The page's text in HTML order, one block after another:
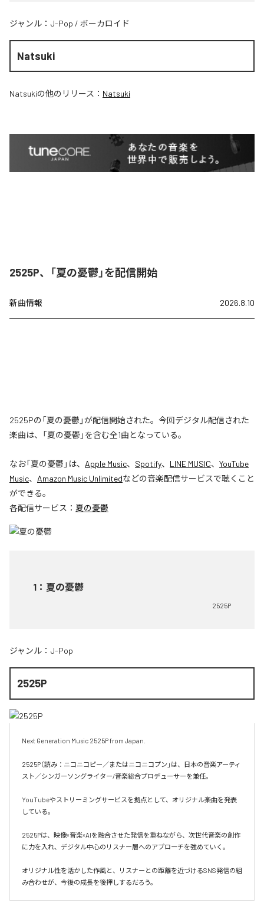
ジャンル： J-Pop / ボーカロイド
Natsuki
Natsukiの他のリリース： Natsuki
2525P、「夏の憂鬱」を配信開始
新曲情報 2026.8.10
2525Pの「夏の憂鬱」が配信開始された。今回デジタル配信された
楽曲は、「夏の憂鬱」を含む全1曲となっている。
なお「夏の憂鬱 」は、 Apple Music、 Spotify、 LINE MUSIC、 YouTube
Music、 Amazon Music Unlimitedなどの音楽配信サービスで聴くこと
ができる。
各配信サービス： 夏の憂鬱
1 ： 夏の憂鬱
2525P
ジャンル： J-Pop
2525P
Next Generation Music 2525P from Japan.
2525P（読み：ニコニコピー／またはニコニコプン」は、日本の音楽アーティ
スト／シンガーソングライター/音楽総合プロデューサーを兼任。
YouTubeやストリーミングサービスを拠点として、オリジナル楽曲を発表
している。
2525Pは、映像×音楽×AIを融合させた発信を重ねながら、次世代音楽の創作
に力を入れ、デジタル中心のリスナー層へのアプローチを強めていく。
オリジナル性を活かした作風と、リスナーとの距離を近づけるSNS発信の組
み合わせが、今後の成長を後押しするだろう。